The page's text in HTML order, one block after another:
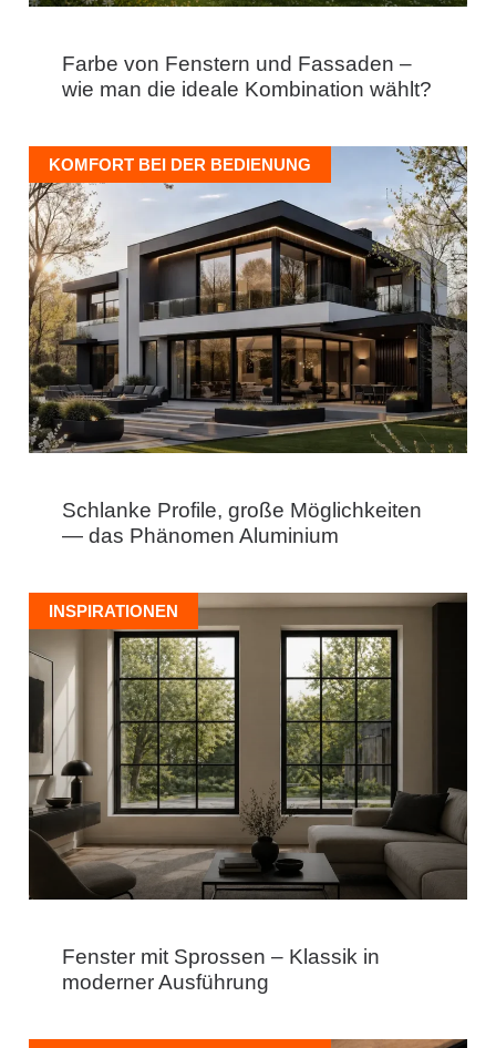
Farbe von Fenstern und Fassaden –
wie man die ideale Kombination wählt?
KOMFORT BEI DER BEDIENUNG
Schlanke Profile, große Möglichkeiten
— das Phänomen Aluminium
INSPIRATIONEN
Fenster mit Sprossen – Klassik in
moderner Ausführung